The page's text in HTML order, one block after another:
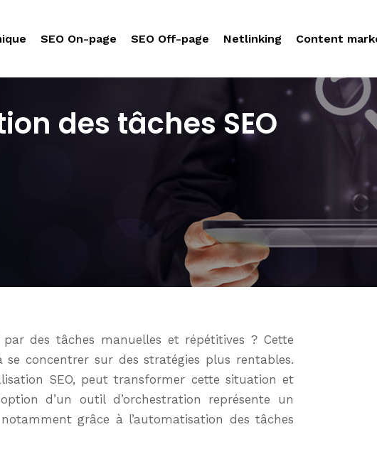
SEO On-page SEO Off-page Netlinking Content
des tâches SEO
concentrer sur des stratégies plus rentables.
SEO, peut transformer cette situation et
d’un outil d’orchestration représente un
grâce à l’automatisation des tâches